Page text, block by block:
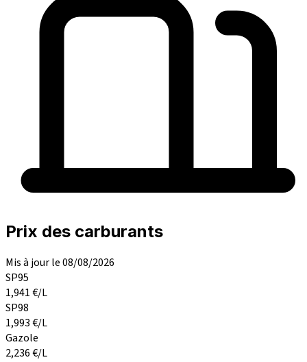
Prix des carburants
Mis à jour le 08/08/2026
SP95
1,941€/L
SP98
1,993€/L
Gazole
2,236€/L